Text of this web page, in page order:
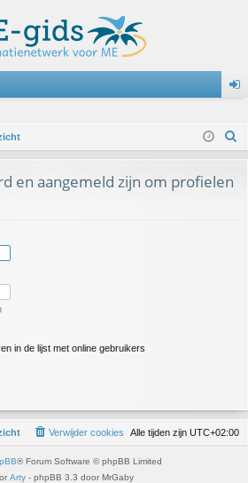
m
de
en aangemeld zijn om profielen
in de lijst met online gebruikers
Alle tijden zijn UTC+02:00
Verwijder cookies
® Forum Software © phpBB Limited
Arty - phpBB 3.3 door MrGaby